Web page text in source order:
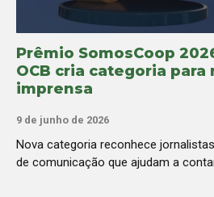
Prêmio SomosCoop
OCB cria categoria para
imprensa
9 de junho de 2026
Nova categoria reconhece
de comunicação que ajudam a